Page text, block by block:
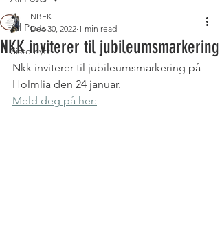
All Posts
Siste nytt
NKK inviterer til jubileumsmarkering
NBFK
Dec 30, 2022 1 min read
Nkk inviterer til jubileumsmarkering på
Holmlia den 24 januar.
Meld deg på her: